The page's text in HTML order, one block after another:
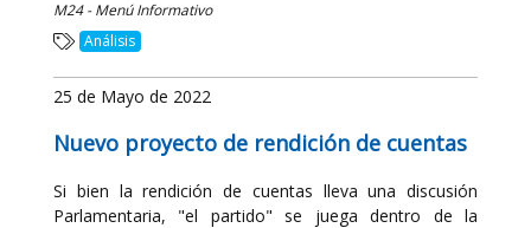
M24 - Menú Informativo
Análisis
25 de Mayo de 2022
Nuevo proyecto de rendición de cuentas
Si bien la rendición de cuentas lleva una discusión
Parlamentaria, "el partido" se juega dentro de la